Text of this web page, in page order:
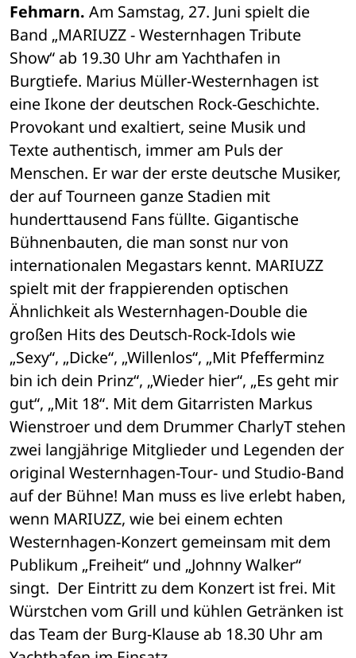
Fehmarn. Am Samstag, 27. Juni spielt die
Band „MARIUZZ - Westernhagen Tribute
Show“ ab 19.30 Uhr am Yachthafen in
Burgtiefe. Marius Müller-Westernhagen ist
eine Ikone der deutschen Rock-Geschichte.
Provokant und exaltiert, seine Musik und
Texte authentisch, immer am Puls der
Menschen. Er war der erste deutsche Musiker,
der auf Tourneen ganze Stadien mit
hunderttausend Fans füllte. Gigantische
Bühnenbauten, die man sonst nur von
internationalen Megastars kennt. MARIUZZ
spielt mit der frappierenden optischen
Ähnlichkeit als Westernhagen-Double die
großen Hits des Deutsch-Rock-Idols wie
„Sexy“, „Dicke“, „Willenlos“, „Mit Pfefferminz
bin ich dein Prinz“, „Wieder hier“, „Es geht mir
gut“, „Mit 18“. Mit dem Gitarristen Markus
Wienstroer und dem Drummer CharlyT stehen
zwei langjährige Mitglieder und Legenden der
original Westernhagen-Tour- und Studio-Band
auf der Bühne! Man muss es live erlebt haben,
wenn MARIUZZ, wie bei einem echten
Westernhagen-Konzert gemeinsam mit dem
Publikum „Freiheit“ und „Johnny Walker“
singt.  Der Eintritt zu dem Konzert ist frei. Mit
Würstchen vom Grill und kühlen Getränken ist
das Team der Burg-Klause ab 18.30 Uhr am